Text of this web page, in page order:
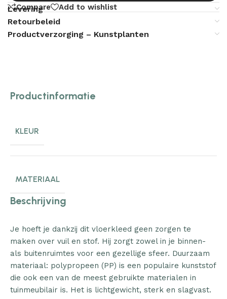
Compare Add to wishlist
Levering
Retourbeleid
Productverzorging – Kunstplanten
Productinformatie
KLEUR
MATERIAAL
Beschrijving
Je hoeft je dankzij dit vloerkleed geen zorgen te
maken over vuil en stof. Hij zorgt zowel in je binnen-
als buitenruimtes voor een gezellige sfeer. Duurzaam
materiaal: polypropeen (PP) is een populaire kunststof
die ook een van de meest gebruikte materialen in
tuinmeubilair is. Het is lichtgewicht, sterk en slagvast.